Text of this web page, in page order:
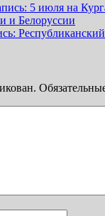
5 июля на
и Белоруссии